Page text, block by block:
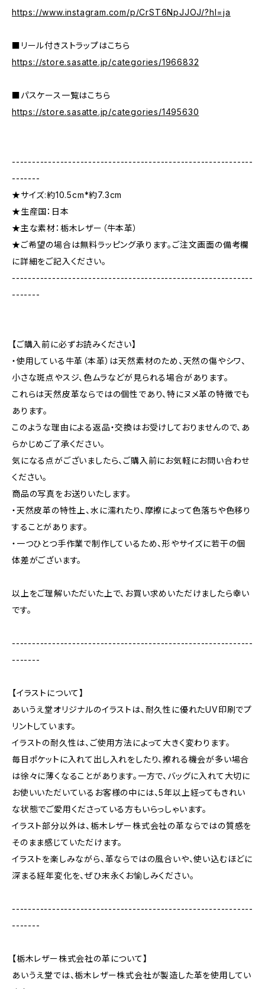
https://www.instagram.com/p/CrST6NpJJOJ/?hl=ja
■リール付きストラップはこちら
https://store.sasatte.jp/categories/1966832
■パスケース一覧はこちら
https://store.sasatte.jp/categories/1495630
------------------------------------------------------------
-------
★サイズ:約10.5cm*約7.3cm
★生産国：日本
★主な素材：栃木レザー（牛本革）
★ご希望の場合は無料ラッピング承ります。ご注文画面の備考欄
に詳細をご記入ください。
------------------------------------------------------------
-------
【ご購入前に必ずお読みください】
・使用している牛革（本革）は天然素材のため、天然の傷やシワ、
小さな斑点やスジ、色ムラなどが見られる場合があります。
これらは天然皮革ならではの個性であり、特にヌメ革の特徴でも
あります。
このような理由による返品・交換はお受けしておりませんので、あ
らかじめご了承ください。
気になる点がございましたら、ご購入前にお気軽にお問い合わせ
ください。
商品の写真をお送りいたします。
・天然皮革の特性上、水に濡れたり、摩擦によって色落ちや色移り
することがあります。
・一つひとつ手作業で制作しているため、形やサイズに若干の個
体差がございます。
以上をご理解いただいた上で、お買い求めいただけましたら幸い
です。
------------------------------------------------------------
-------
【イラストについて】
あいうえ堂オリジナルのイラストは、耐久性に優れたUV印刷でプ
リントしています。
イラストの耐久性は、ご使用方法によって大きく変わります。
毎日ポケットに入れて出し入れをしたり、擦れる機会が多い場合
は徐々に薄くなることがあります。一方で、バッグに入れて大切に
お使いいただいているお客様の中には、5年以上経ってもきれい
な状態でご愛用くださっている方もいらっしゃいます。
イラスト部分以外は、栃木レザー株式会社の革ならではの質感を
そのまま感じていただけます。
イラストを楽しみながら、革ならではの風合いや、使い込むほどに
深まる経年変化を、ぜひ末永くお愉しみください。
------------------------------------------------------------
-------
【栃木レザー株式会社の革について】
あいうえ堂では、栃木レザー株式会社が製造した革を使用してい